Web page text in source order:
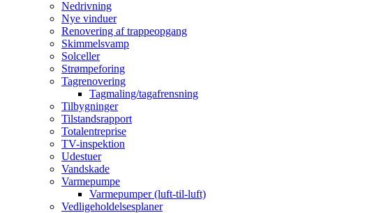
Nedrivning
Nye vinduer
Renovering af trappeopgang
Skimmelsvamp
Solceller
Strømpeforing
Tagrenovering
Tagmaling/tagafrensning
Tilbygninger
Tilstandsrapport
Totalentreprise
TV-inspektion
Udestuer
Vandskade
Varmepumpe
Varmepumper (luft-til-luft)
Vedligeholdelsesplaner